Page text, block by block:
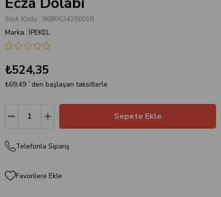
Stok Kodu
8680624256018
Marka : İPEKEL
₺524,35
₺69,49 `den başlayan taksitlerle
Telefonla Sipariş
Favorilere Ekle